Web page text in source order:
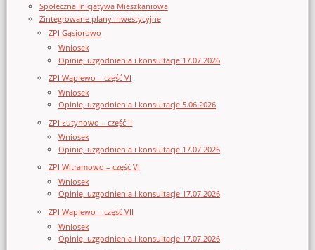
Społeczna Inicjatywa Mieszkaniowa
Zintegrowane plany inwestycyjne
ZPI Gąsiorowo
Wniosek
Opinie, uzgodnienia i konsultacje 17.07.2026
ZPI Waplewo – część VI
Wniosek
Opinie, uzgodnienia i konsultacje 5.06.2026
ZPI Łutynowo – część II
Wniosek
Opinie, uzgodnienia i konsultacje 17.07.2026
ZPI Witramowo – część VI
Wniosek
Opinie, uzgodnienia i konsultacje 17.07.2026
ZPI Waplewo – część VII
Wniosek
Opinie, uzgodnienia i konsultacje 17.07.2026